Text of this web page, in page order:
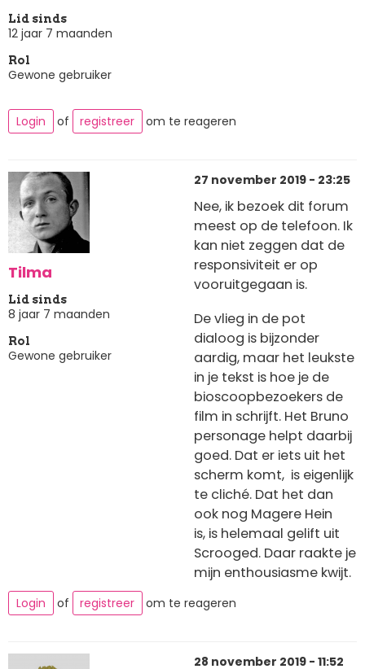
Lid sinds
12 jaar 7 maanden
Rol
Gewone gebruiker
Login of registreer om te reageren
Tilma
Lid sinds
8 jaar 7 maanden
Rol
Gewone gebruiker
27 november 2019 - 23:25
Nee, ik bezoek dit forum
meest op de telefoon. Ik
kan niet zeggen dat de
responsiviteit er op
vooruitgegaan is.
De vlieg in de pot
dialoog is bijzonder
aardig, maar het leukste
in je tekst is hoe je de
bioscoopbezoekers de
film in schrijft. Het Bruno
personage helpt daarbij
goed. Dat er iets uit het
scherm komt, is eigenlijk
te cliché. Dat het dan
ook nog Magere Hein
is, is helemaal gelift uit
Scrooged. Daar raakte je
mijn enthousiasme kwijt.
Login of registreer om te reageren
28 november 2019 - 11:52